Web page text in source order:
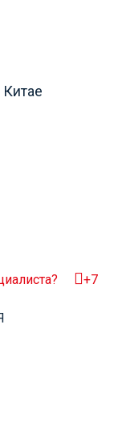
+7